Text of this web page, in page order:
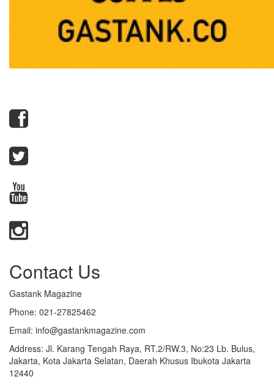
Contact Us
Gastank Magazine
Phone: 021-27825462
Email: info@gastankmagazine.com
Address: Jl. Karang Tengah Raya, RT.2/RW.3, No:23 Lb. Bulus,
Jakarta, Kota Jakarta Selatan, Daerah Khusus Ibukota Jakarta
12440